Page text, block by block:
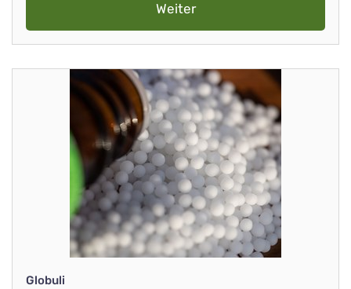
Weiter
Globuli